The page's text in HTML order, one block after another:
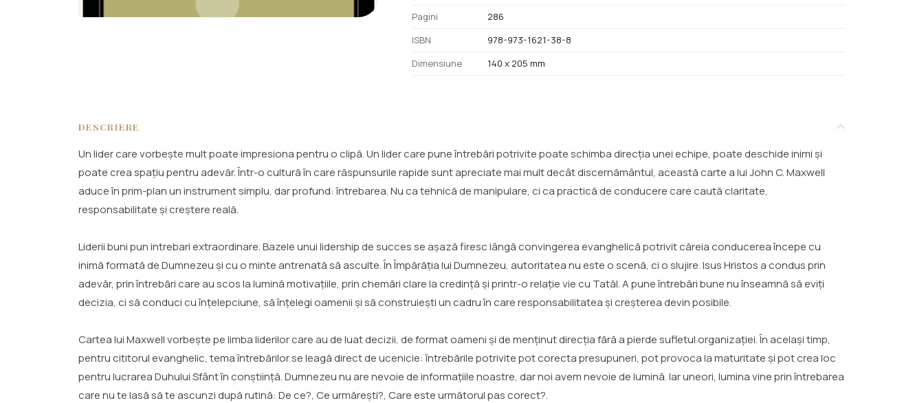
Pagini
286
ISBN
978-973-1621-38-8
Dimensiune
140 x 205 mm
DESCRIERE
Un lider care vorbește mult poate impresiona pentru o clipă. Un lider care pune întrebări potrivite poate schimba direcția unei echipe, poate deschide inimi și
poate crea spațiu pentru adevăr. Într-o cultură în care răspunsurile rapide sunt apreciate mai mult decât discernământul, această carte a lui John C. Maxwell
aduce în prim-plan un instrument simplu, dar profund: întrebarea. Nu ca tehnică de manipulare, ci ca practică de conducere care caută claritate,
responsabilitate și creștere reală.
Liderii buni pun intrebari extraordinare. Bazele unui lidership de succes se așază firesc lângă convingerea evanghelică potrivit căreia conducerea începe cu
inimă formată de Dumnezeu și cu o minte antrenată să asculte. În Împărăția lui Dumnezeu, autoritatea nu este o scenă, ci o slujire. Isus Hristos a condus prin
adevăr, prin întrebări care au scos la lumină motivațiile, prin chemări clare la credință și printr-o relație vie cu Tatăl. A pune întrebări bune nu înseamnă să eviți
decizia, ci să conduci cu înțelepciune, să înțelegi oamenii și să construiești un cadru în care responsabilitatea și creșterea devin posibile.
Cartea lui Maxwell vorbește pe limba liderilor care au de luat decizii, de format oameni și de menținut direcția fără a pierde sufletul organizației. În același timp,
pentru cititorul evanghelic, tema întrebărilor se leagă direct de ucenicie: întrebările potrivite pot corecta presupuneri, pot provoca la maturitate și pot crea loc
pentru lucrarea Duhului Sfânt în conștiință. Dumnezeu nu are nevoie de informațiile noastre, dar noi avem nevoie de lumină. Iar uneori, lumina vine prin întrebarea
care nu te lasă să te ascunzi după rutină: De ce?, Ce urmărești?, Care este următorul pas corect?.